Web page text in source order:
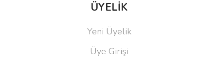
ÜYELİK
Yeni Üyelik
Üye Girişi